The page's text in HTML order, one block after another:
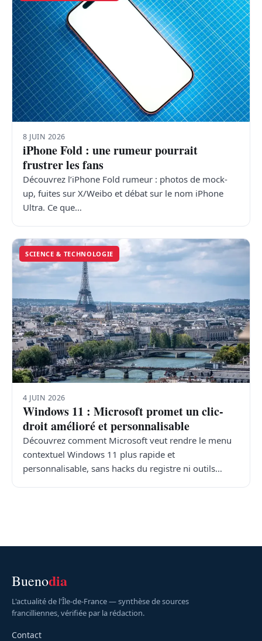
8 JUIN 2026
iPhone Fold : une rumeur pourrait
frustrer les fans
Découvrez l’iPhone Fold rumeur : photos de mock-
up, fuites sur X/Weibo et débat sur le nom iPhone
Ultra. Ce que…
SCIENCE & TECHNOLOGIE
4 JUIN 2026
Windows 11 : Microsoft promet un clic-
droit amélioré et personnalisable
Découvrez comment Microsoft veut rendre le menu
contextuel Windows 11 plus rapide et
personnalisable, sans hacks du registre ni outils…
Buenodia
L'actualité de l'Île-de-France — synthèse de sources
francilliennes, vérifiée par la rédaction.
Contact